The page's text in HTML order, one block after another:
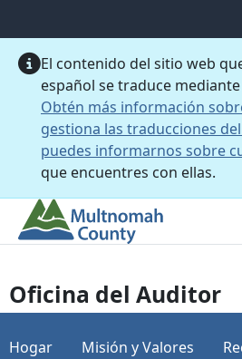
El contenido del sitio web
español se traduce
Obtén más información
gestiona las traducciones
puedes informarnos sobre
que encuentres con ellas.
Oficina del Auditor
Hogar Misión y Valores